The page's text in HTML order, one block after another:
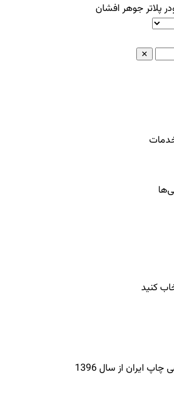
پلاتر جوهر افشان
✕
کنید
ایران از سال 1396